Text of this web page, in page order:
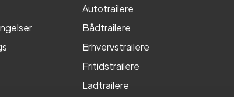
Autotrailere
Bådtrailere
Erhvervstrailere
Fritidstrailere
Ladtrailere